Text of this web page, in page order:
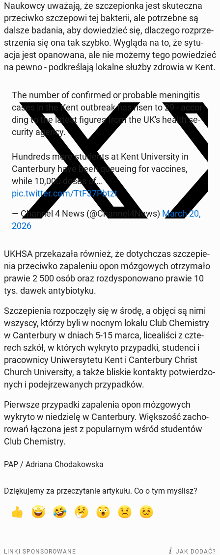
Na­ukow­cy uważają, że szcze­pion­ka jest sku­tecz­na
prze­ciw­ko szcze­po­wi tej bak­te­rii, ale po­trzeb­ne są
dalsze badania, aby do­wie­dzieć się, dla­cze­go roz­prze­
strze­nia się ona tak szybko. Wygląda na to, że sy­tu­
acja jest opa­no­wa­na, ale nie możemy tego po­wie­dzieć
na pewno - pod­kre­śla­ją lokalne służby zdrowia w Kent.
The number of con­fir­med or pro­ba­ble me­nin­gi­tis
cases in the Kent out­bre­ak has risen to 29 - ac­cor­
ding to the latest figures from the UK's health se­
cu­ri­ty agency.
Hun­dreds more stu­dents at Kent Uni­ver­si­ty in
Can­ter­bu­ry have been qu­eu­eing for vac­ci­nes,
while 10,000 doses of…
pic.twitter.com/TtF37Pbtzt
— Channel 4 News (@Channel4News) March 20,
2026
UKHSA prze­ka­za­ła również, że do­tych­czas szcze­pie­
nia prze­ciw­ko za­pa­le­niu opon mó­zgo­wych otrzy­ma­ło
prawie 2 500 osób oraz roz­dy­spo­no­wa­no prawie 10
tys. dawek an­ty­bio­ty­ku.
Szcze­pie­nia roz­po­czę­ły się w środę, a objęci są nimi
wszyscy, którzy byli w nocnym lokalu Club Che­mi­stry
w Can­ter­bu­ry w dniach 5-15 marca, li­ce­ali­ści z czte­
rech szkół, w których wykryto przy­pad­ki, stu­den­ci i
pra­cow­ni­cy Uni­wer­sy­te­tu Kent i Can­ter­bu­ry Christ
Church Uni­ver­si­ty, a także bliskie kon­tak­ty po­twier­dzo­
nych i po­dej­rze­wa­nych przy­pad­ków.
Pierw­sze przy­pad­ki za­pa­le­nia opon mó­zgo­wych
wykryto w nie­dzie­lę w Can­ter­bu­ry. Więk­szość za­cho­
ro­wań łączona jest z po­pu­lar­nym wśród stu­den­tów
Club Che­mi­stry.
PAP / Adriana Chodakowska
Dziękujemy za przeczytanie artykułu. Co o tym myślisz?
LINKI SPONSOROWANE JAK DODAĆ?